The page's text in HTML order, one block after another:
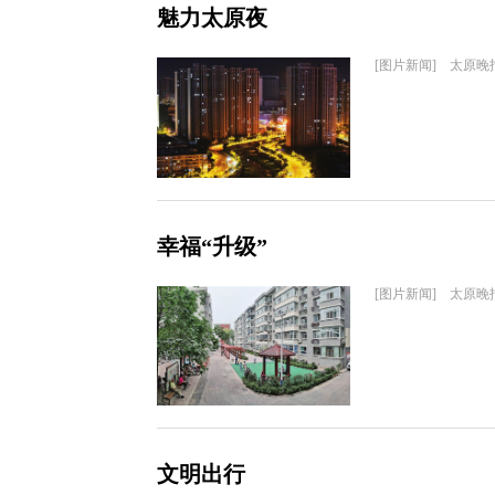
魅力太原夜
[图片新闻] 太原晚
幸福“升级”
[图片新闻] 太原晚
文明出行